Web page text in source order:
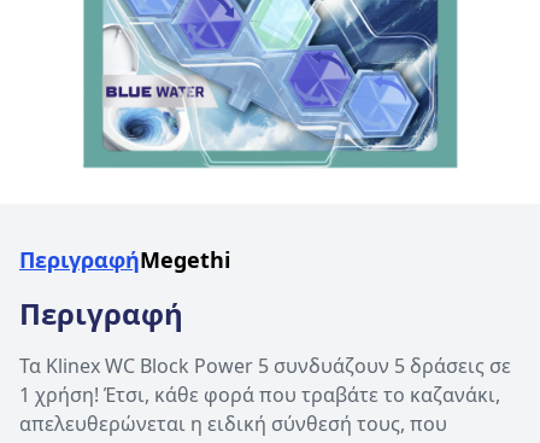
ΠεριγραφήMegethi
Περιγραφή
Τα Klinex WC Block Power 5 συνδυάζουν 5 δράσεις σε
1 χρήση! Έτσι, κάθε φορά που τραβάτε το καζανάκι,
απελευθερώνεται η ειδική σύνθεσή τους, που